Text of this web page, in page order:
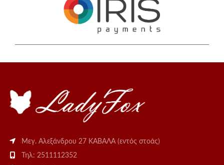
Μεγ. Αλεξάνδρου 27 ΚΑΒΑΛΑ (εντός στοάς)
Τηλ: 2511112352